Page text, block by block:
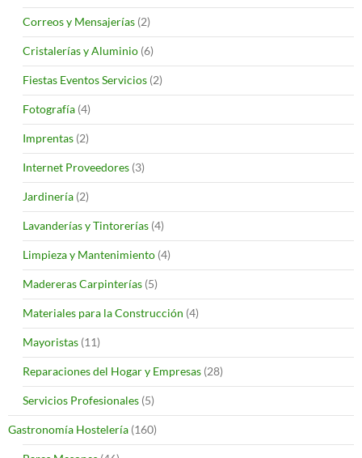
Correos y Mensajerías (2)
Cristalerías y Aluminio (6)
Fiestas Eventos Servicios (2)
Fotografía (4)
Imprentas (2)
Internet Proveedores (3)
Jardinería (2)
Lavanderías y Tintorerías (4)
Limpieza y Mantenimiento (4)
Madereras Carpinterías (5)
Materiales para la Construcción (4)
Mayoristas (11)
Reparaciones del Hogar y Empresas (28)
Servicios Profesionales (5)
Gastronomía Hostelería (160)